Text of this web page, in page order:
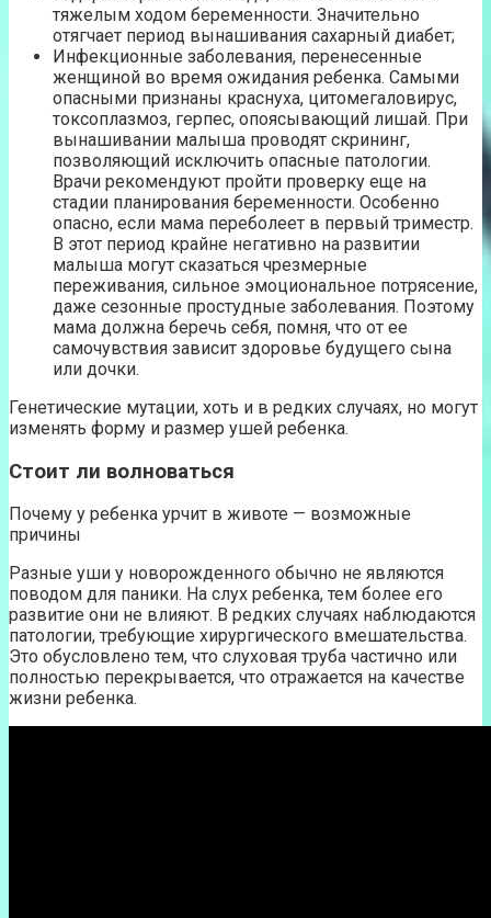
тяжелым ходом беременности. Значительно
отягчает период вынашивания сахарный диабет;
Инфекционные заболевания, перенесенные
женщиной во время ожидания ребенка. Самыми
опасными признаны краснуха, цитомегаловирус,
токсоплазмоз, герпес, опоясывающий лишай. При
вынашивании малыша проводят скрининг,
позволяющий исключить опасные патологии.
Врачи рекомендуют пройти проверку еще на
стадии планирования беременности. Особенно
опасно, если мама переболеет в первый триместр.
В этот период крайне негативно на развитии
малыша могут сказаться чрезмерные
переживания, сильное эмоциональное потрясение,
даже сезонные простудные заболевания. Поэтому
мама должна беречь себя, помня, что от ее
самочувствия зависит здоровье будущего сына
или дочки.
Генетические мутации, хоть и в редких случаях, но могут
изменять форму и размер ушей ребенка.
Стоит ли волноваться
Почему у ребенка урчит в животе — возможные
причины
Разные уши у новорожденного обычно не являются
поводом для паники. На слух ребенка, тем более его
развитие они не влияют. В редких случаях наблюдаются
патологии, требующие хирургического вмешательства.
Это обусловлено тем, что слуховая труба частично или
полностью перекрывается, что отражается на качестве
жизни ребенка.